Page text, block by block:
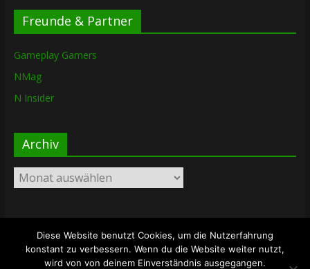
Freunde & Partner
Gameplay Gamers
NMag
N Insider
Archiv
Archiv
Copyright © 2026The Lost Dungeon. Alle Rechte vorbehalten.
Theme: ColorMag vonThemeGrill. Bereitgestellt von
Diese Website benutzt Cookies, um die Nutzerfahrung
konstant zu verbessern. Wenn du die Website weiter nutzt,
wird von von deinem Einverständnis ausgegangen.